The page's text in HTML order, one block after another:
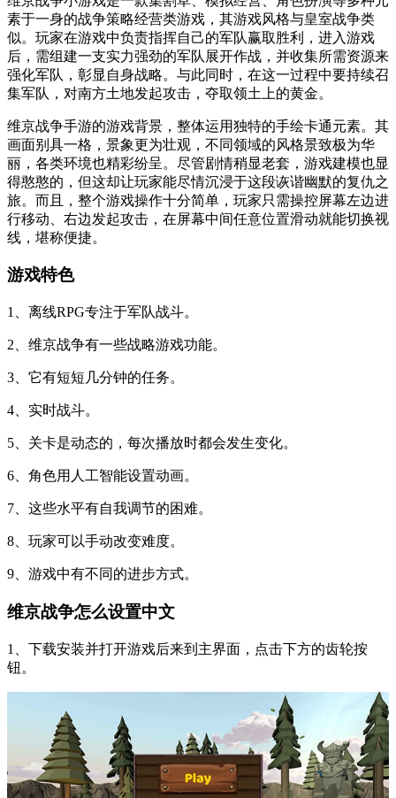
素于一身的战争策略经营类游戏，其游戏风格与皇室战争类
似。玩家在游戏中负责指挥自己的军队赢取胜利，进入游戏
后，需组建一支实力强劲的军队展开作战，并收集所需资源来
强化军队，彰显自身战略。与此同时，在这一过程中要持续召
集军队，对南方土地发起攻击，夺取领土上的黄金。
维京战争手游的游戏背景，整体运用独特的手绘卡通元素。其
画面别具一格，景象更为壮观，不同领域的风格景致极为华
丽，各类环境也精彩纷呈。尽管剧情稍显老套，游戏建模也显
得憨憨的，但这却让玩家能尽情沉浸于这段诙谐幽默的复仇之
旅。而且，整个游戏操作十分简单，玩家只需操控屏幕左边进
行移动、右边发起攻击，在屏幕中间任意位置滑动就能切换视
线，堪称便捷。
游戏特色
1、离线RPG专注于军队战斗。
2、维京战争有一些战略游戏功能。
3、它有短短几分钟的任务。
4、实时战斗。
5、关卡是动态的，每次播放时都会发生变化。
6、角色用人工智能设置动画。
7、这些水平有自我调节的困难。
8、玩家可以手动改变难度。
9、游戏中有不同的进步方式。
维京战争怎么设置中文
1、下载安装并打开游戏后来到主界面，点击下方的齿轮按
钮。